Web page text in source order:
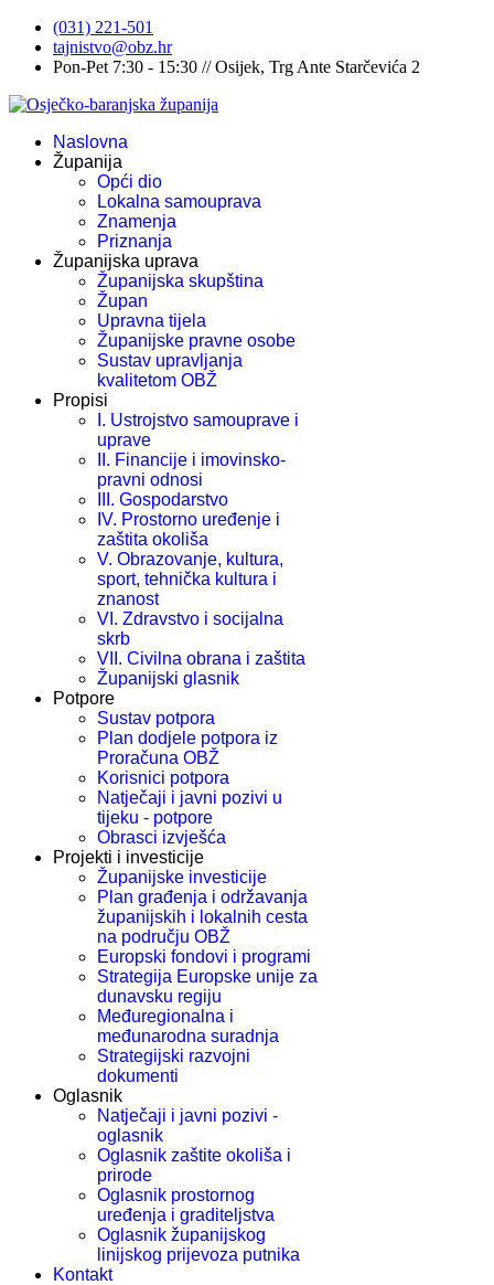
(031) 221-501
tajnistvo@obz.hr
Pon-Pet 7:30 - 15:30 // Osijek, Trg Ante Starčevića 2
Naslovna
Županija
Opći dio
Lokalna samouprava
Znamenja
Priznanja
Županijska uprava
Županijska skupština
Župan
Upravna tijela
Županijske pravne osobe
Sustav upravljanja
kvalitetom OBŽ
Propisi
I. Ustrojstvo samouprave i
uprave
II. Financije i imovinsko-
pravni odnosi
III. Gospodarstvo
IV. Prostorno uređenje i
zaštita okoliša
V. Obrazovanje, kultura,
sport, tehnička kultura i
znanost
VI. Zdravstvo i socijalna
skrb
VII. Civilna obrana i zaštita
Županijski glasnik
Potpore
Sustav potpora
Plan dodjele potpora iz
Proračuna OBŽ
Korisnici potpora
Natječaji i javni pozivi u
tijeku - potpore
Obrasci izvješća
Projekti i investicije
Županijske investicije
Plan građenja i održavanja
županijskih i lokalnih cesta
na području OBŽ
Europski fondovi i programi
Strategija Europske unije za
dunavsku regiju
Međuregionalna i
međunarodna suradnja
Strategijski razvojni
dokumenti
Oglasnik
Natječaji i javni pozivi -
oglasnik
Oglasnik zaštite okoliša i
prirode
Oglasnik prostornog
uređenja i graditeljstva
Oglasnik županijskog
linijskog prijevoza putnika
Kontakt